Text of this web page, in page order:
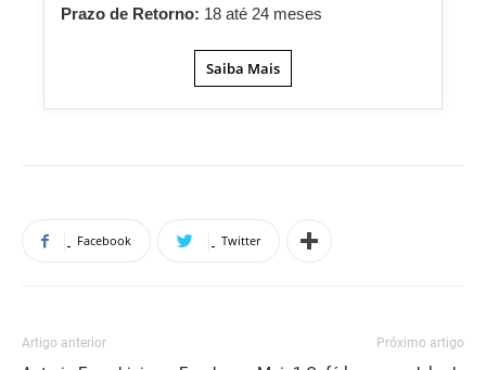
Prazo de Retorno: 18 até 24 meses
Saiba Mais
Facebook Twitter
Artigo anterior Próximo artigo